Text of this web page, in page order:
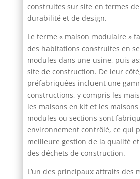
construites sur site en termes
durabilité et de design.
Le terme « maison modulaire »
des habitations construites en
modules dans une usine, puis
site de construction. De leur
préfabriquées incluent une
constructions, y compris les
les maisons en kit et les
modules ou sections sont
environnement contrôlé, ce qui
meilleure gestion de la qualité
des déchets de construction.
L’un des principaux attraits des